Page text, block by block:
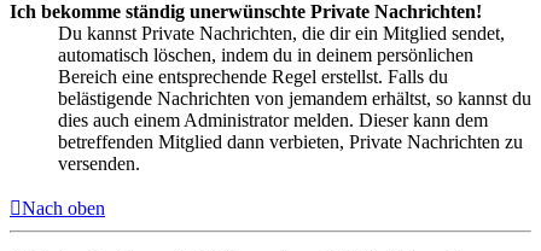
Ich bekomme ständig unerwünschte Private Nachrichten!
Du kannst Private Nachrichten, die dir ein Mitglied sendet,
automatisch löschen, indem du in deinem persönlichen
Bereich eine entsprechende Regel erstellst. Falls du
belästigende Nachrichten von jemandem erhältst, so kannst du
dies auch einem Administrator melden. Dieser kann dem
betreffenden Mitglied dann verbieten, Private Nachrichten zu
versenden.
Nach oben